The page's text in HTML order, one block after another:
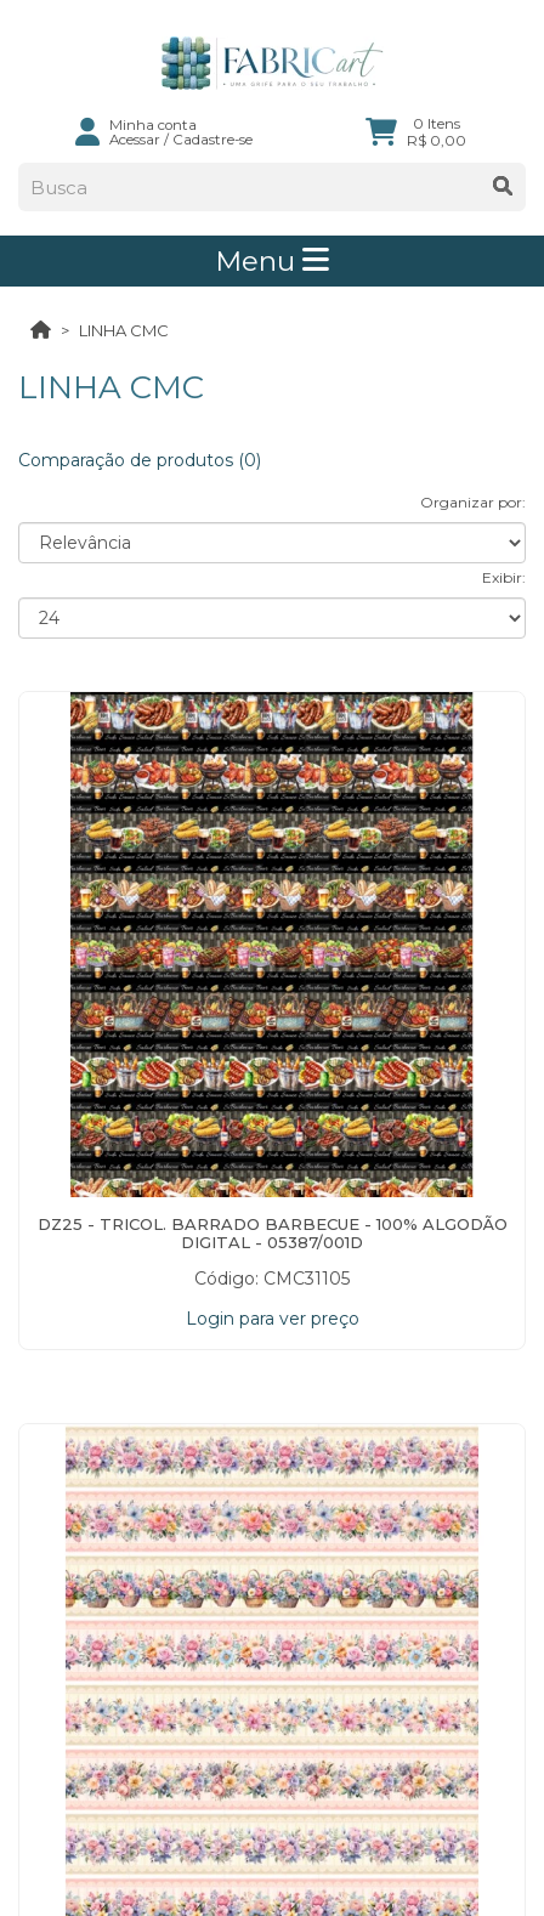
Minha conta
Acessar/ Cadastre-se
0 Itens
R$ 0,00
Menu
LINHA CMC
LINHA CMC
Comparação de produtos (0)
Organizar por:
Exibir:
DZ25 - TRICOL. BARRADO BARBECUE - 100% ALGODÃO
DIGITAL - 05387/001D
Código: CMC31105
Login para ver preço